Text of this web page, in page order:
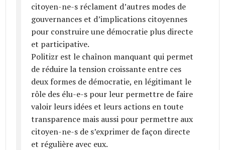
citoyen­-ne-­s réclament d’autres modes de
gouvernances et d’implications citoyennes
pour construire une démocratie plus directe
et participative.
Politizr est le chaînon manquant qui permet
de réduire la tension croissante entre ces
deux formes de démocratie, en légitimant le
rôle des élu-e-s pour leur permettre de faire
valoir leurs idées et leurs actions en toute
transparence mais aussi pour permettre aux
citoyen-ne-­s de s’exprimer de façon directe
et régulière avec eux.